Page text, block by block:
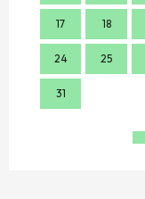
17 18
24 25
31